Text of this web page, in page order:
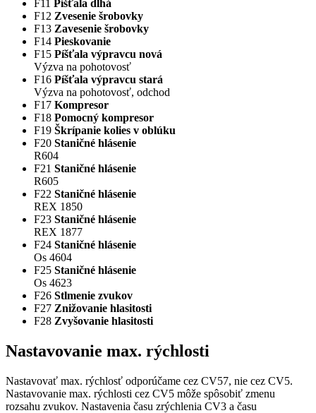
F11 Píšťala dlhá
F12 Zvesenie šrobovky
F13 Zavesenie šrobovky
F14 Pieskovanie
F15 Píšťala výpravcu nová
Výzva na pohotovosť
F16 Píšťala výpravcu stará
Výzva na pohotovosť, odchod
F17 Kompresor
F18 Pomocný kompresor
F19 Škrípanie kolies v oblúku
F20 Staničné hlásenie
R604
F21 Staničné hlásenie
R605
F22 Staničné hlásenie
REX 1850
F23 Staničné hlásenie
REX 1877
F24 Staničné hlásenie
Os 4604
F25 Staničné hlásenie
Os 4623
F26 Stlmenie zvukov
F27 Znižovanie hlasitosti
F28 Zvyšovanie hlasitosti
Nastavovanie max. rýchlosti
Nastavovať max. rýchlosť odporúčame cez CV57, nie cez CV5.
Nastavovanie max. rýchlosti cez CV5 môže spôsobiť zmenu
rozsahu zvukov. Nastavenia času zrýchlenia CV3 a času